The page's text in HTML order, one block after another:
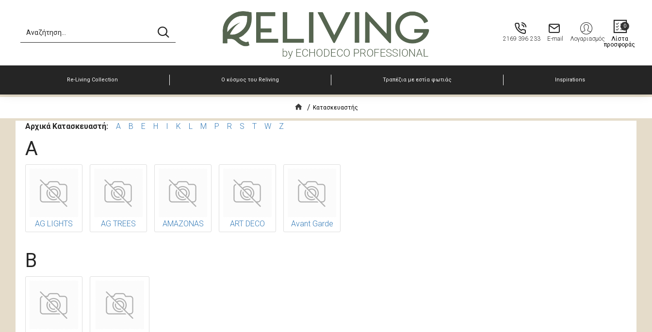
2169 396 233 E-mail Λογαριασμός
Λίστα
προσφοράς
0
Re-Living Collection Ο κόσμος του Reliving Τραπέζια με εστία φωτιάς Inspirations
Κατασκευαστής
Αρχικά Κατασκευαστή: A B E H I K L M P R S T W Z
A
AG LIGHTS AG TREES AMAZONAS ART DECO Avant Garde
B